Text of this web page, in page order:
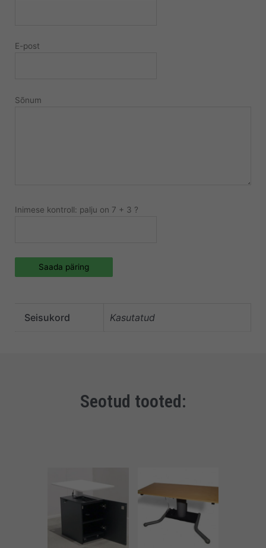
E-post
Sõnum
Inimese kontroll: palju on 7 + 3 ?
Saada päring
Seisukord Kasutatud
Seotud tooted: